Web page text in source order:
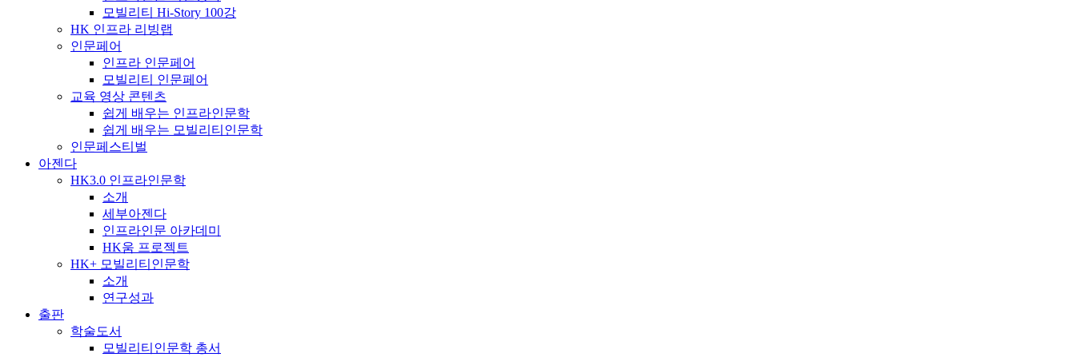
모빌리티 Hi-Story 100강
HK 인프라 리빙랩
인문페어
인프라 인문페어
모빌리티 인문페어
교육 영상 콘텐츠
쉽게 배우는 인프라인문학
쉽게 배우는 모빌리티인문학
인문페스티벌
아젠다
HK3.0 인프라인문학
소개
세부아젠다
인프라인문 아카데미
HK움 프로젝트
HK+ 모빌리티인문학
소개
연구성과
출판
학술도서
모빌리티인문학 총서